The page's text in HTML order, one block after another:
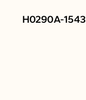
H0290A-1543